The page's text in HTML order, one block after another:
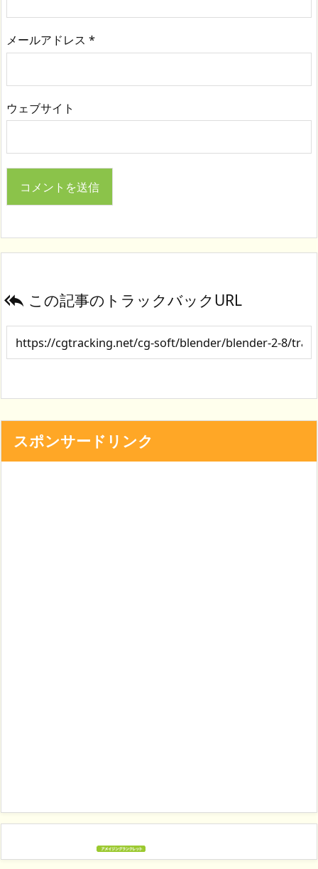
メールアドレス *
ウェブサイト
 この記事のトラックバックURL
スポンサードリンク